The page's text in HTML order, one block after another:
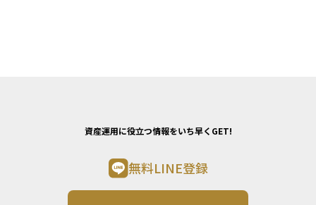
資産運用に役立つ情報をいち早くGET!
無料LINE登録